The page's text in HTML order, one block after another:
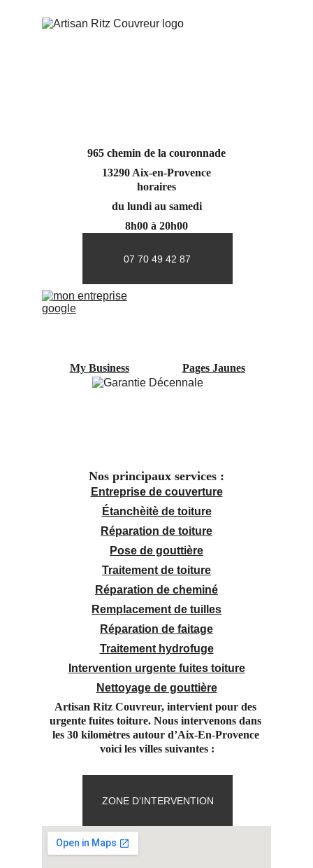
07 70 49 42 87
965 chemin de la couronnade
13290 Aix-en-Provence
horaires
du lundi au samedi
8h00 à 20h00
My Business Pages Jaunes
Nos principaux services :
Entreprise de couverture
Étanchèitè de toiture
Réparation de toiture
Pose de gouttière
Traitement de toiture
Réparation de cheminé
Remplacement de tuilles
Réparation de faitage
Traitement hydrofuge
Intervention urgente fuites toiture
Nettoyage de gouttière
Artisan Ritz Couvreur, intervient pour des
urgente fuites toiture. Nous intervenons dans
les 30 kilomètres autour d’Aix-En-Provence
voici les villes suivantes :
ZONE D’INTERVENTION